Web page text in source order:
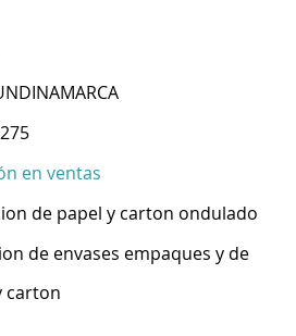
en ventas
de papel y carton ondulado
de envases empaques y de
carton